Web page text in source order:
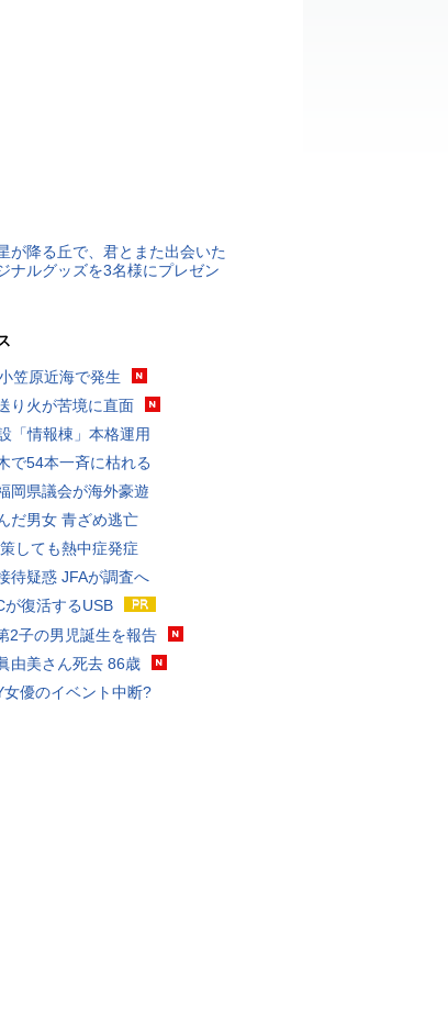
が降る丘で、君とまた出会いた
ナルグッズを3名様にプレゼン
笠原近海で発生
り火が苦境に直面
「情報棟」本格運用
で54本一斉に枯れる
岡県議会が海外豪遊
だ男女 青ざめ逃亡
しても熱中症発症
待疑惑 JFAが調査へ
が復活するUSB
2子の男児誕生を報告
由美さん死去 86歳
女優のイベント中断?